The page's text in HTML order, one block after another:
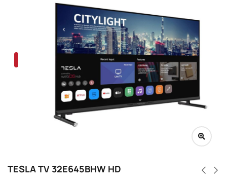
TESLA TV 32E645BHW HD